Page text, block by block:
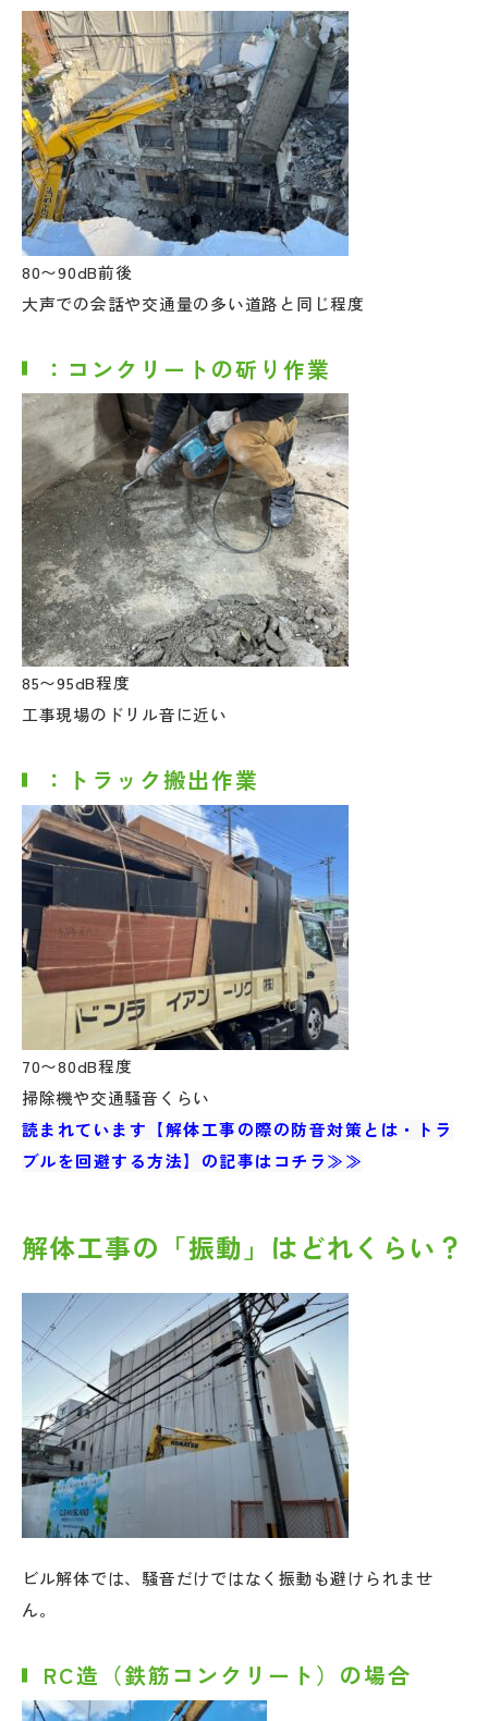
80〜90dB前後
大声での会話や交通量の多い道路と同じ程度
：コンクリートの斫り作業
85〜95dB程度
工事現場のドリル音に近い
：トラック搬出作業
70〜80dB程度
掃除機や交通騒音くらい
読まれています【解体工事の際の防音対策とは・トラ
ブルを回避する方法】の記事はコチラ≫≫
解体工事の「振動」はどれくらい？
ビル解体では、騒音だけではなく振動も避けられませ
ん。
RC造（鉄筋コンクリート）の場合